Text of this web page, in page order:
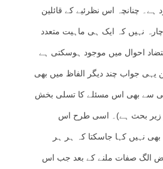
ہے۔ چنانچہ اس نظرئیے کے قائلین
نہیں کہ ایک ہی ماہیت متعدد
احوال میں موجود ہوسکتی ہے
یہی جواب چند دیگر الفاظ میں بھی
سے بھی اس مسئلے کا تسلی بخش
زیر بحث ہے)۔ اسی طرح اس
نہیں کہا جاسکتا کہ ہر ہر
صفات ملنے کے بعد جب اس